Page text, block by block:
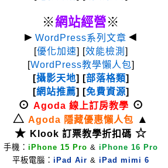
※網站經營※
► WordPress系列文章 ◄
[優化加速] [效能檢測 ]
[WordPress教學懶人包]
[攝影天地] [部落格類]
[網站推薦] [免費資源]
⊙ Agoda 線上訂房教學 ⊙
△ Agoda 隱藏優惠懶人包
▲
★ Klook 訂票教學折扣碼 ☆
手機： iPhone 15 Pro & iPhone 16 Pro
平板電腦： iPad Air & iPad mimi 6